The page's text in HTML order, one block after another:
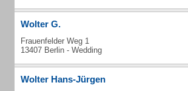
Wolter G.
Frauenfelder Weg 1
13407 Berlin - Wedding
Wolter Hans-Jürgen